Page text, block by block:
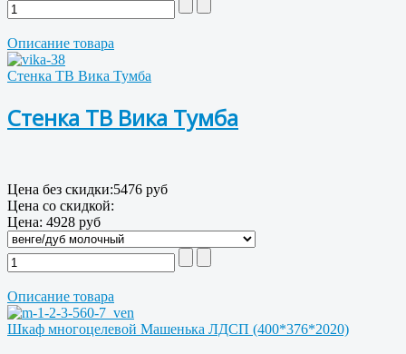
Описание товара
Стенка ТВ Вика Тумба
Стенка ТВ Вика Тумба
Цена без скидки:5476 руб
Цена со скидкой:
Цена: 4928 руб
Описание товара
Шкаф многоцелевой Машенька ЛДСП (400*376*2020)